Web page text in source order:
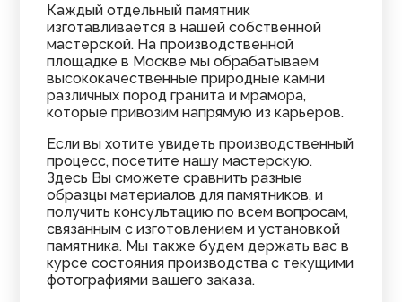
Каждый отдельный памятник
изготавливается в нашей собственной
мастерской. На производственной
площадке в Москве мы обрабатываем
высококачественные природные камни
различных пород гранита и мрамора,
которые привозим напрямую из карьеров.
Если вы хотите увидеть производственный
процесс, посетите нашу мастерскую.
Здесь Вы сможете сравнить разные
образцы материалов для памятников, и
получить консультацию по всем вопросам,
связанным с изготовлением и установкой
памятника. Мы также будем держать вас в
курсе состояния производства с текущими
фотографиями вашего заказа.